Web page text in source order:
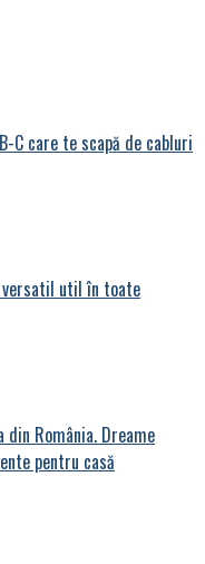
C care te scapă de cabluri
versatil util în toate
din România. Dreame
pentru casă